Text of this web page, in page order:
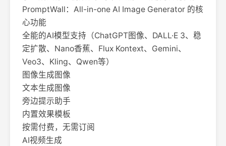
PromptWall：All-in-one AI Image Generator 的核
心功能
全能的AI模型支持（ChatGPT图像、DALL·E 3、稳
定扩散、Nano香蕉、Flux Kontext、Gemini、
Veo3、Kling、Qwen等）
图像生成图像
文本生成图像
旁边提示助手
内置效果模板
按需付费，无需订阅
AI视频生成